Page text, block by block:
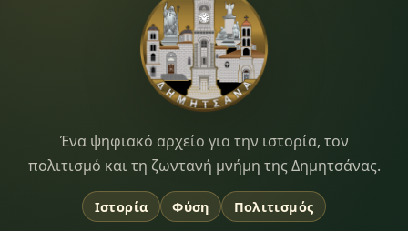
Dimitsana.gr
Ένα ψηφιακό αρχείο για την ιστορία, τον
πολιτισμό και τη ζωντανή μνήμη της Δημητσάνας.
Ιστορία Φύση Πολιτισμός